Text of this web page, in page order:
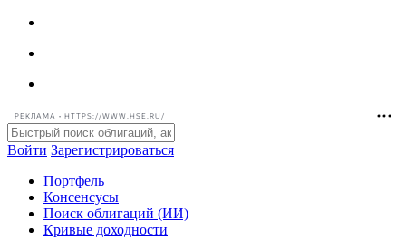
РЕКЛАМА • HTTPS://WWW.HSE.RU/
Войти Зарегистрироваться